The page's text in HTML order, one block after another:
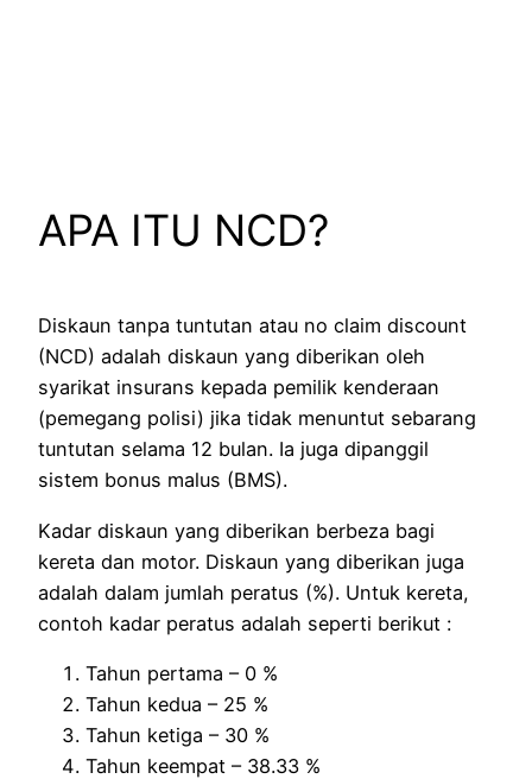
APA ITU NCD?
Diskaun tanpa tuntutan atau no claim discount
(NCD) adalah diskaun yang diberikan oleh
syarikat insurans kepada pemilik kenderaan
(pemegang polisi) jika tidak menuntut sebarang
tuntutan selama 12 bulan. Ia juga dipanggil
sistem bonus malus (BMS).
Kadar diskaun yang diberikan berbeza bagi
kereta dan motor. Diskaun yang diberikan juga
adalah dalam jumlah peratus (%). Untuk kereta,
contoh kadar peratus adalah seperti berikut :
Tahun pertama – 0 %
Tahun kedua – 25 %
Tahun ketiga – 30 %
Tahun keempat – 38.33 %